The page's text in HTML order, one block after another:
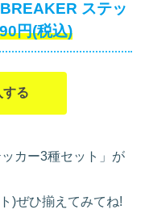
ステッ
円(税込)
する
カー3種セット」が
)ぜひ揃えてみてね!